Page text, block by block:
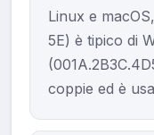
Linux e
5E) è tipico di
coppie ed è